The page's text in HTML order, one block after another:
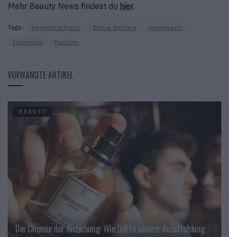
Mehr Beauty News findest du hier.
Tags: Anomalia Paris Elena Spirina
homepage
Interview
Parfum
VERWANDTE ARTIKEL
BEAUTY
Die Chemie der Anziehung: Wie Düfte unsere Ausstrahlung